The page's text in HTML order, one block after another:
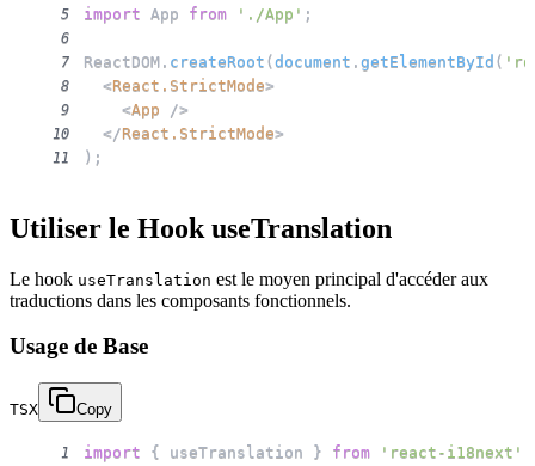
5 import App from './App' ;
6
7
ReactDOM . createRoot (document . getElementById (
8 <React.StrictMode>
9 <App />
10 </React.StrictMode>
11 ) ;
Utiliser le Hook useTranslation
Le hook useTranslation est le moyen principal d'accéder aux
traductions dans les composants fonctionnels.
Usage de Base
TSX Copy
1 import { useTranslation } from 'react-i18next'